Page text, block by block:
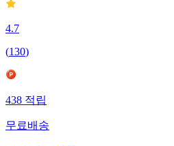
4.7
(130)
438적립
무료배송